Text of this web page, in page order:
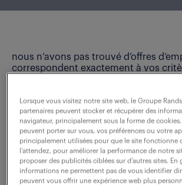
nous n’avons pas trouvé d’offres
correspondent exactement à vos
ne ratez aucune
opportunité.
Lorsque vous visitez notre site web, le Groupe
partenaires peuvent stocker et récupérer des
navigateur, principalement sous la forme de
peuvent porter sur vous, vos préférences ou votre
principalement utilisées pour que le site fonctionne
l’attendez, pour améliorer la performance de notre
proposer des publicités ciblées sur d’autres sites. En
informations ne permettent pas de vous identifier
peuvent vous offrir une expérience web plus